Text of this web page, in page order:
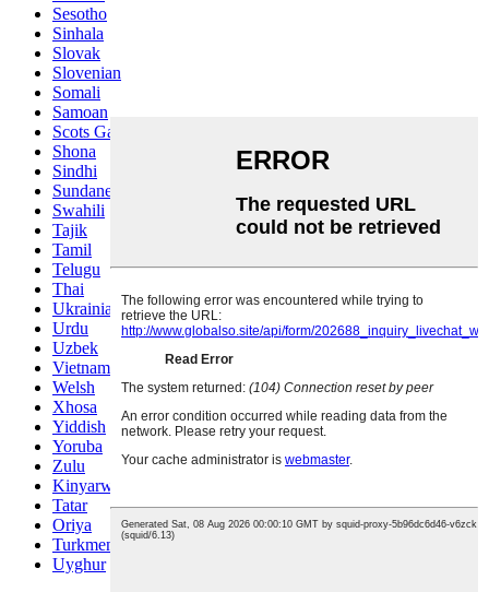
Sesotho
Sinhala
Slovak
Slovenian
Somali
Samoan
Scots Gaelic
Shona
Sindhi
Sundanese
Swahili
Tajik
Tamil
Telugu
Thai
Ukrainian
Urdu
Uzbek
Vietnamese
Welsh
Xhosa
Yiddish
Yoruba
Zulu
Kinyarwanda
Tatar
Oriya
Turkmen
Uyghur